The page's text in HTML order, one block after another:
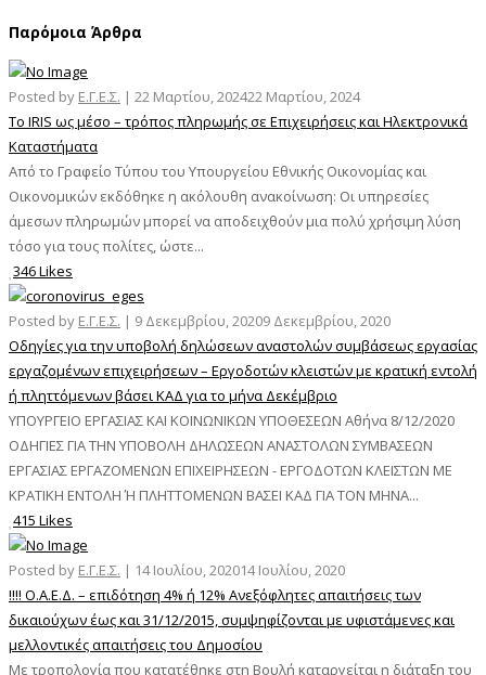
Παρόμοια Άρθρα
Posted by Ε.Γ.Ε.Σ. | 22 Μαρτίου, 202422 Μαρτίου, 2024
Το IRIS ως μέσο – τρόπος πληρωμής σε Επιχειρήσεις και Ηλεκτρονικά
Καταστήματα
Από το Γραφείο Τύπου του Υπουργείου Εθνικής Οικονομίας και
Οικονομικών εκδόθηκε η ακόλουθη ανακοίνωση: Οι υπηρεσίες
άμεσων πληρωμών μπορεί να αποδειχθούν μια πολύ χρήσιμη λύση
τόσο για τους πολίτες, ώστε...
346 Likes
Posted by Ε.Γ.Ε.Σ. | 9 Δεκεμβρίου, 20209 Δεκεμβρίου, 2020
Οδηγίες για την υποβολή δηλώσεων αναστολών συμβάσεως εργασίας
εργαζομένων επιχειρήσεων – Εργοδοτών κλειστών με κρατική εντολή
ή πληττόμενων βάσει ΚΑΔ για το μήνα Δεκέμβριο
ΥΠΟΥΡΓΕΙΟ ΕΡΓΑΣΙΑΣ ΚΑΙ ΚΟΙΝΩΝΙΚΩΝ ΥΠΟΘΕΣΕΩΝ Αθήνα 8/12/2020
ΟΔΗΓΙΕΣ ΓΙΑ ΤΗΝ ΥΠΟΒΟΛΗ ΔΗΛΩΣΕΩΝ ΑΝΑΣΤΟΛΩΝ ΣΥΜΒΑΣΕΩΝ
ΕΡΓΑΣΙΑΣ ΕΡΓΑΖΟΜΕΝΩΝ ΕΠΙΧΕΙΡΗΣΕΩΝ - ΕΡΓΟΔΟΤΩΝ ΚΛΕΙΣΤΩΝ ΜΕ
ΚΡΑΤΙΚΗ ΕΝΤΟΛΗ Ή ΠΛΗΤΤΟΜΕΝΩΝ ΒΑΣΕΙ ΚΑΔ ΓΙΑ ΤΟΝ ΜΗΝΑ...
415 Likes
Posted by Ε.Γ.Ε.Σ. | 14 Ιουλίου, 202014 Ιουλίου, 2020
!!!! Ο.Α.Ε.Δ. – επιδότηση 4% ή 12% Ανεξόφλητες απαιτήσεις των
δικαιούχων έως και 31/12/2015, συμψηφίζονται με υφιστάμενες και
μελλοντικές απαιτήσεις του Δημοσίου
Με τροπολογία που κατατέθηκε στη Βουλή καταργείται η διάταξη του